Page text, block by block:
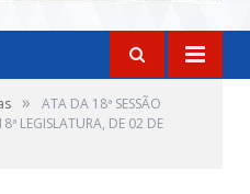
»
ATA DA 18ª SESSÃO
LEGISLATURA, DE 02 DE